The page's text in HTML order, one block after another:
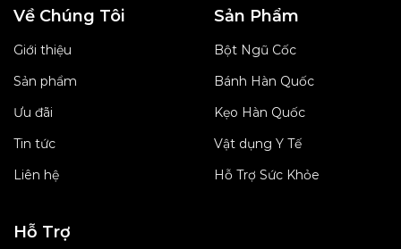
Về Chúng Tôi
Giới thiệu
Sản phẩm
Ưu đãi
Tin tức
Liên hệ
Sản Phẩm
Bột Ngũ Cốc
Bánh Hàn Quốc
Kẹo Hàn Quốc
Vật dụng Y Tế
Hỗ Trợ Sức Khỏe
Hỗ Trợ